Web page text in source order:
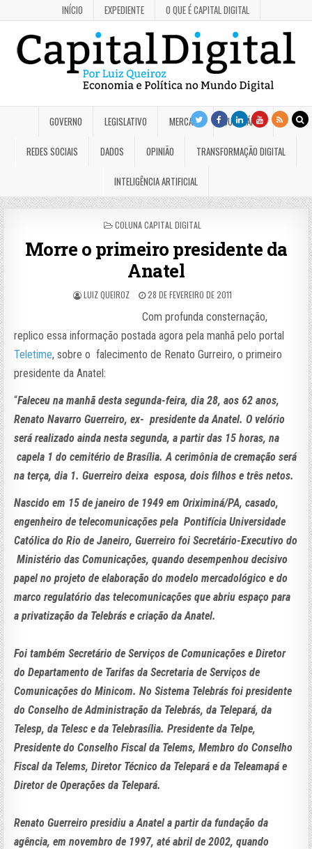
INÍCIO EXPEDIENTE O QUE É CAPITAL DIGITAL
GOVERNO LEGISLATIVO MERCADO JUDICIÁRIO
REDES SOCIAIS DADOS OPINIÃO TRANSFORMAÇÃO DIGITAL
INTELIGÊNCIA ARTIFICIAL
POSTED
COLUNA CAPITAL DIGITAL
Morre o primeiro presidente da
Anatel
LUIZ QUEIROZ 28 DE FEVEREIRO DE 2011
Com profunda consternação,
replico essa informação postada agora pela manhã pelo portal
Teletime, sobre o falecimento de Renato Gurreiro, o primeiro
presidente da Anatel:
“Faleceu na manhã desta segunda-feira, dia 28, aos 62 anos,
Renato Navarro Guerreiro, ex- presidente da Anatel. O velório
será realizado ainda nesta segunda, a partir das 15 horas, na
capela 1 do cemitério de Brasília. A cerimônia de cremação será
na terça, dia 1. Guerreiro deixa esposa, dois filhos e três netos.
Nascido em 15 de janeiro de 1949 em Oriximiná/PA, casado,
engenheiro de telecomunicações pela Pontifícia Universidade
Católica do Rio de Janeiro, Guerreiro foi Secretário-Executivo do
Ministério das Comunicações, quando desempenhou decisivo
papel no projeto de elaboração do modelo mercadológico e do
marco regulatório das telecomunicações que abriu espaço para
a privatização da Telebrás e criação da Anatel.
Foi também Secretário de Serviços de Comunicações e Diretor
do Departamento de Tarifas da Secretaria de Serviços de
Comunicações do Minicom. No Sistema Telebrás foi presidente
do Conselho de Administração da Telebrás, da Telepará, da
Telesp, da Telesc e da Telebrasília. Presidente da Telpe,
Presidente do Conselho Fiscal da Telems, Membro do Conselho
Fiscal da Telems, Diretor Técnico da Telepará e da Teleamapá e
Diretor de Operações da Telepará.
Renato Guerreiro presidiu a Anatel a partir da fundação da
agência, em novembro de 1997, até abril de 2002, quando